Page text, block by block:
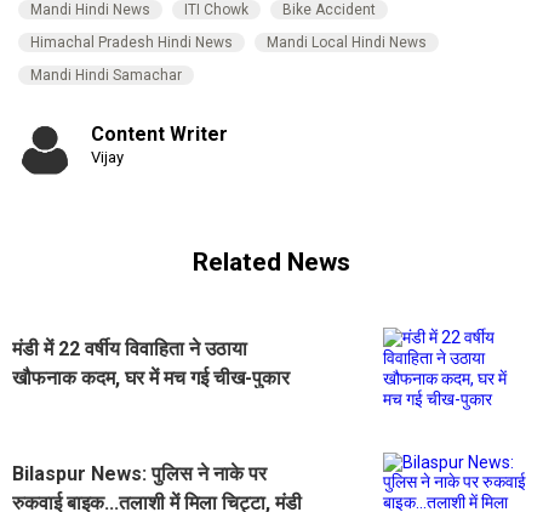
Mandi Hindi News ITI Chowk
Bike Accident
Himachal Pradesh Hindi News
Mandi Local Hindi News
Mandi Hindi Samachar
Content Writer
Vijay
Related News
मंडी में 22 वर्षीय विवाहिता ने उठाया
खौफनाक कदम, घर में मच गई चीख-पुकार
‌Bilaspur News: पुलिस ने नाके पर
रुकवाई बाइक...तलाशी में मिला चिट्टा, मंडी